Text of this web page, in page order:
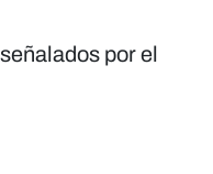
por el